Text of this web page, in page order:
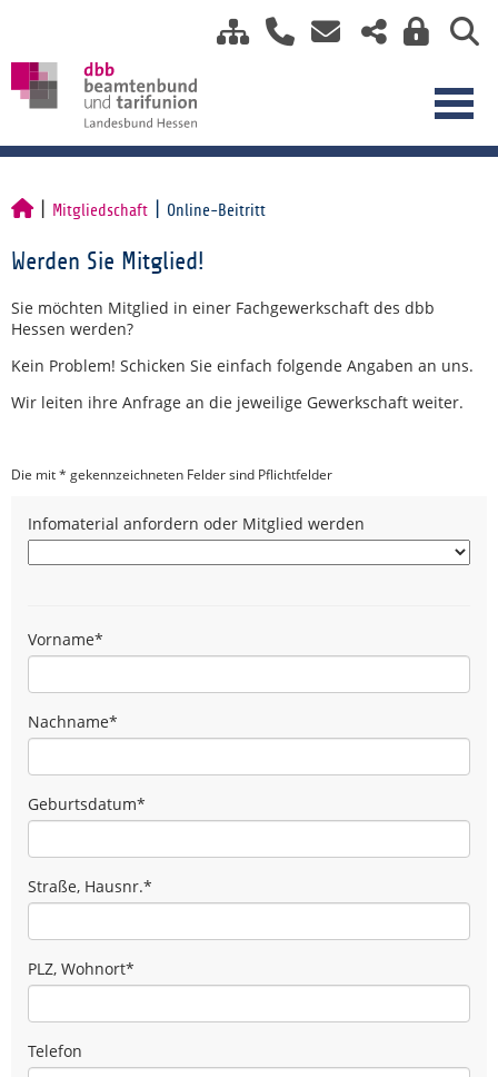
Mitgliedschaft Online-Beitritt
Werden Sie Mitglied!
Sie möchten Mitglied in einer Fachgewerkschaft des dbb
Hessen werden?
Kein Problem! Schicken Sie einfach folgende Angaben an uns.
Wir leiten ihre Anfrage an die jeweilige Gewerkschaft weiter.
Die mit * gekennzeichneten Felder sind Pflichtfelder
Infomaterial anfordern oder Mitglied werden
Vorname*
Nachname*
Geburtsdatum*
Straße, Hausnr.*
PLZ, Wohnort*
Telefon